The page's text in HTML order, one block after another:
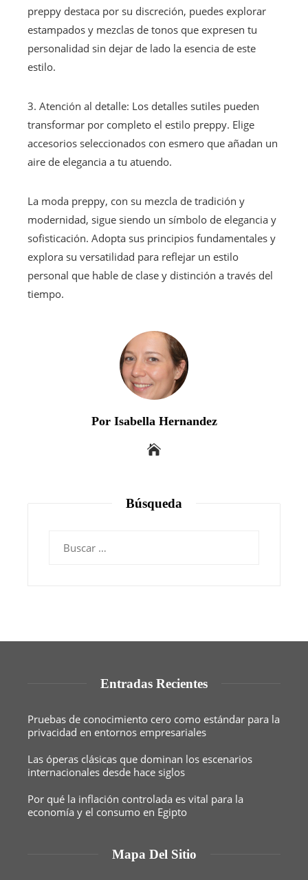
preppy destaca por su discreción, puedes explorar
estampados y mezclas de tonos que expresen tu
personalidad sin dejar de lado la esencia de este
estilo.
3. Atención al detalle: Los detalles sutiles pueden
transformar por completo el estilo preppy. Elige
accesorios seleccionados con esmero que añadan un
aire de elegancia a tu atuendo.
La moda preppy, con su mezcla de tradición y
modernidad, sigue siendo un símbolo de elegancia y
sofisticación. Adopta sus principios fundamentales y
explora su versatilidad para reflejar un estilo
personal que hable de clase y distinción a través del
tiempo.
Por Isabella Hernandez
Búsqueda
Entradas Recientes
Pruebas de conocimiento cero como estándar para la
privacidad en entornos empresariales
Las óperas clásicas que dominan los escenarios
internacionales desde hace siglos
Por qué la inflación controlada es vital para la
economía y el consumo en Egipto
Mapa Del Sitio